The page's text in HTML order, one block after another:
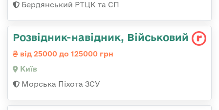
Бердянський РТЦК та СП
Розвідник-навідник, Військовий
від 25000 до 125000 грн
Київ
Морська Піхота ЗСУ